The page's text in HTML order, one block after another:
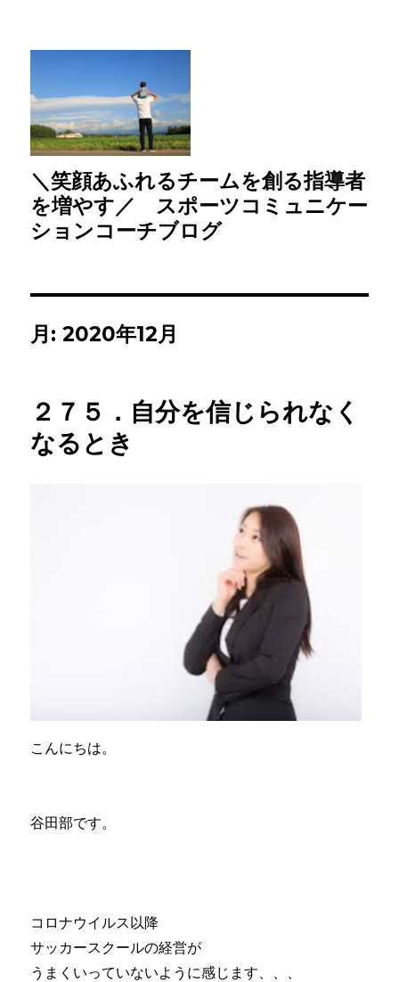
＼笑顔あふれるチームを創る指導者
を増やす／ スポーツコミュニケー
ションコーチブログ
月:2020年12月
２７５．自分を信じられなく
なるとき
こんにちは。
谷田部です。
コロナウイルス以降
サッカースクールの経営が
うまくいっていないように感じます、、、